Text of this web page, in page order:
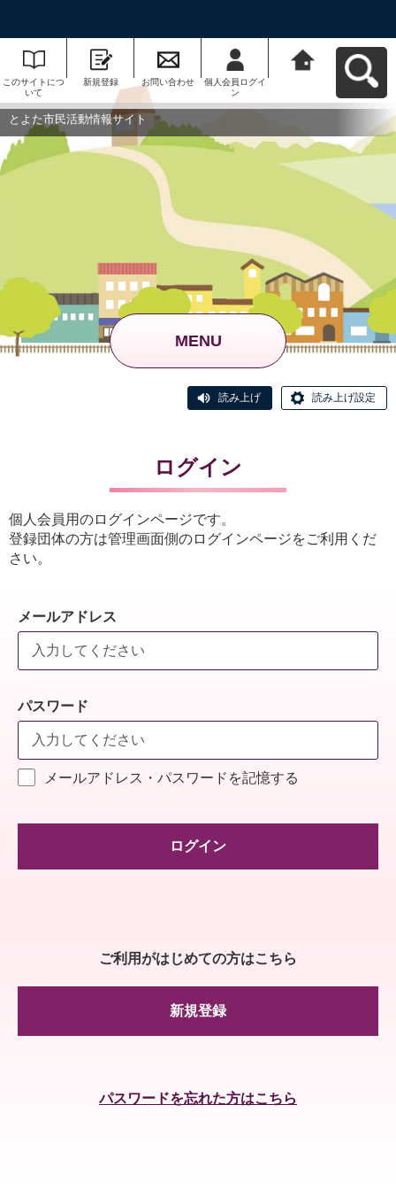
このサイトにつ
いて
新規登録 お問い合わせ
個人会員ログイ
ン
る
とよた市民活動情報サイト
MENU
読み上げ 読み上げ設定
ログイン
個人会員用のログインページです。
登録団体の方は管理画面側のログインページをご利用くだ
さい。
メールアドレス
パスワード
メールアドレス・パスワードを記憶する
ログイン
ご利用がはじめての方はこちら
新規登録
パスワードを忘れた方はこちら